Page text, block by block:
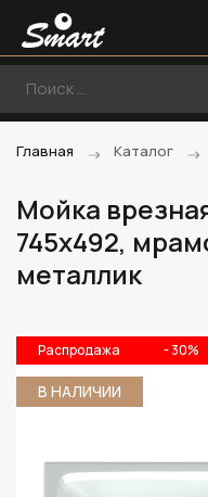
Главная Каталог
Мойка
745х492,
металлик
Распродажа - 30%
В НАЛИЧИИ